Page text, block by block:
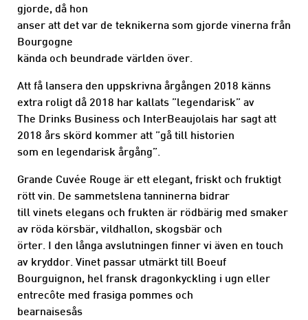
gjorde, då hon
anser att det var de teknikerna som gjorde vinerna från
Bourgogne
kända och beundrade världen över.
Att få lansera den uppskrivna årgången 2018 känns
extra roligt då 2018 har kallats ”legendarisk” av
The Drinks Business och InterBeaujolais har sagt att
2018 års skörd kommer att ”gå till historien
som en legendarisk årgång”.
Grande Cuvée Rouge är ett elegant, friskt och fruktigt
rött vin. De sammetslena tanninerna bidrar
till vinets elegans och frukten är rödbärig med smaker
av röda körsbär, vildhallon, skogsbär och
örter. I den långa avslutningen finner vi även en touch
av kryddor. Vinet passar utmärkt till Boeuf
Bourguignon, hel fransk dragonkyckling i ugn eller
entrecôte med frasiga pommes och
bearnaisesås